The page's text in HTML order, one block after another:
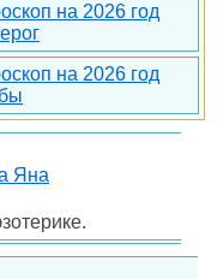
на 2026 год
на 2026 год
Яна